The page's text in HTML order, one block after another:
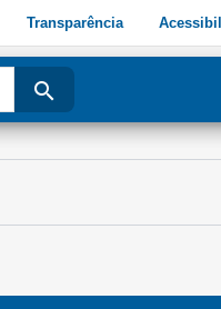
Transparência
search